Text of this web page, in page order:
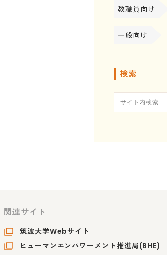
教職員向け
一般向け
検索
関連サイト
筑波大学Webサイト
ヒューマンエンパワーメント推進局(BHE)